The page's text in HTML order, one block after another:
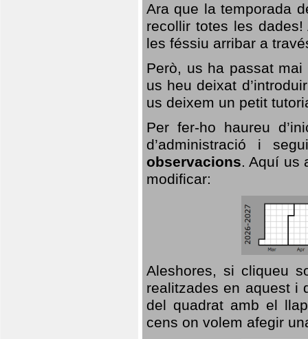
Ara que la temporada
recollir totes les
les féssiu arribar a
Però, us ha passat
us heu deixat
us deixem un petit
Per fer-ho haureu
d’administració i
observacions. Aquí us
modificar:
Aleshores, si cliqueu
realitzades en aquest i
del quadrat amb el
cens on volem afegir